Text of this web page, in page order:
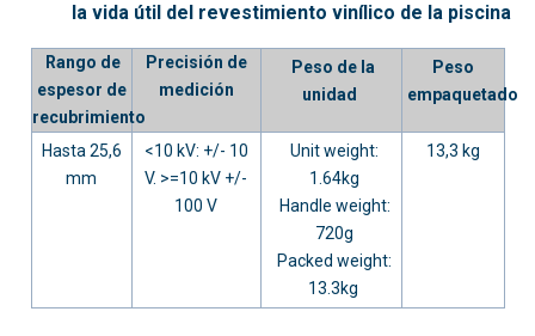
la vida útil del revestimiento vinílico de la piscina
Rango de
espesor de
recubrimiento
Precisión de
medición
Peso de la
unidad
Peso
empaquetado
Hasta 25,6
mm
<10 kV: +/- 10
V. >=10 kV +/-
100 V
Unit weight:
1.64kg
Handle weight:
720g
Packed weight:
13.3kg
13,3 kg